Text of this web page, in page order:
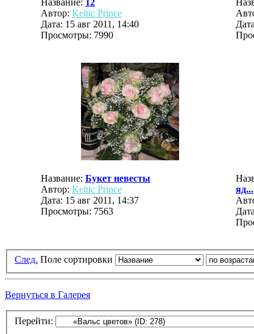
Автор: Keltic Prince
Дата: 15 авг 2011, 14:40
Просмотры: 7990
Название: Букет невесты
Автор: Keltic Prince
Дата: 15 авг 2011, 14:37
Просмотры: 7563
яд...
След. Поле сортировки
Вернуться в Галерея
Перейти: